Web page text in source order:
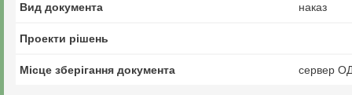
Вид документа наказ
Проекти рішень
Місце зберігання документа сервер